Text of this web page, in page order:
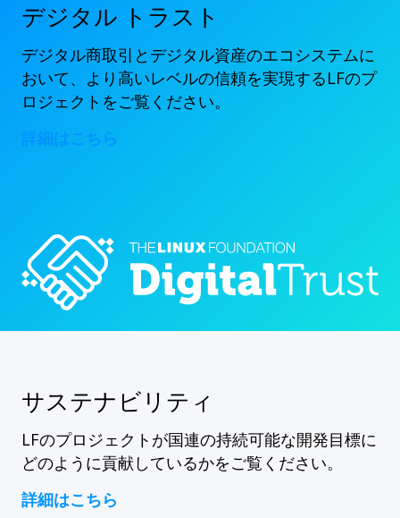
デジタル トラスト
デジタル商取引とデジタル資産のエコシステムに
おいて、より高いレベルの信頼を実現するLFのプ
ロジェクトをご覧ください。
詳細はこちら
サステナビリティ
LFのプロジェクトが国連の持続可能な開発目標に
どのように貢献しているかをご覧ください。
詳細はこちら